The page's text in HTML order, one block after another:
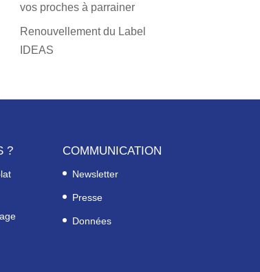
vos proches à parrainer
Renouvellement du Label
IDEAS
? COMMUNICATION
Newsletter
Presse
Données